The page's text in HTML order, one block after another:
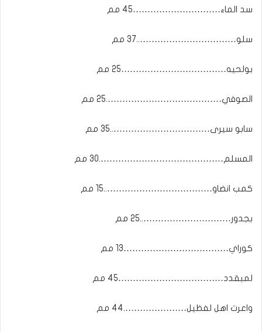
سد الماء…………………………45 مم
سلو……………………………..37 مم
بولحيه………………………………25 مم
الصوفي………………………………….25 مم
سابو سيرى……………………………..35 مم
المسلم…………………………………….30 مم
كمب انضاو………………………………..15 مم
بجدور…………………………..25 مم
كوراي………………………………13 مم
لمبقدد………………………………45 مم
واعرت اهل لفظيل………………….44 مم